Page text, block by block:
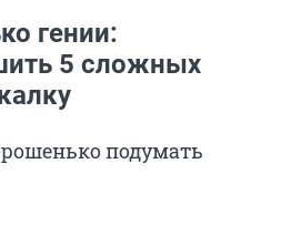
гении:
5 сложных
подумать